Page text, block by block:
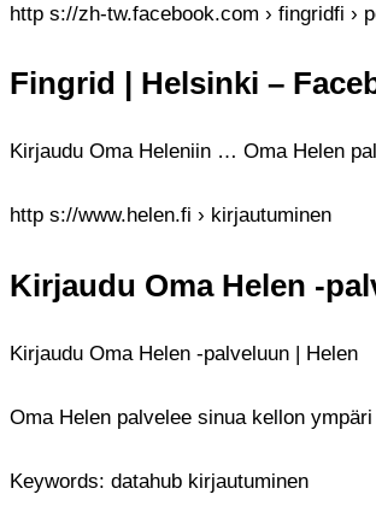
http s://zh-tw.facebook.com › fingridfi ›
Fingrid | Helsinki –
Kirjaudu Oma Heleniin … Oma Helen
http s://www.helen.fi › kirjautuminen
Kirjaudu Oma Helen -
Kirjaudu Oma Helen -palveluun | Helen
Oma Helen palvelee sinua kellon
Keywords: datahub kirjautuminen